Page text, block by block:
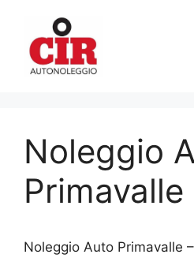
contenuto
Noleggio
Primavalle
Noleggio Auto Primavalle